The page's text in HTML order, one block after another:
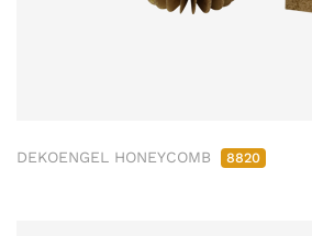
DEKOENGEL HONEYCOMB 8820